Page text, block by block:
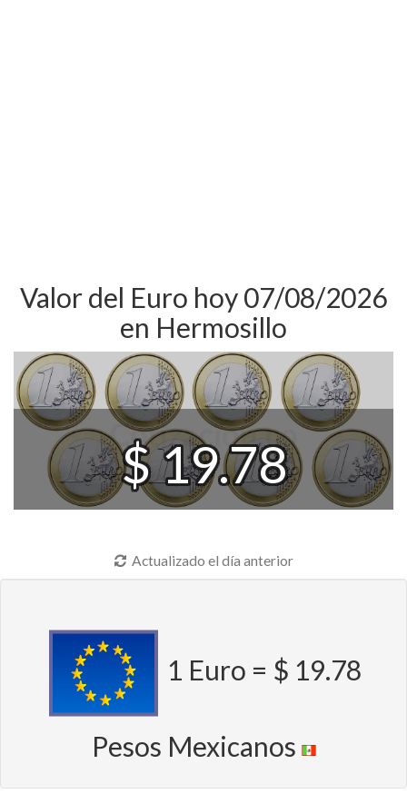
Valor del Euro hoy 07/08/2026
en Hermosillo
$ 19.78
Actualizado el día anterior
1 Euro = $ 19.78
Pesos Mexicanos